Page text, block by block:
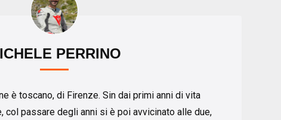
PERRINO
è toscano, di Firenze. Sin dai primi anni di vita
col passare degli anni si è poi avvicinato alle due,